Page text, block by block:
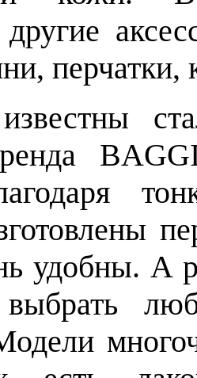
перчатки,
удобны. А
выбрать